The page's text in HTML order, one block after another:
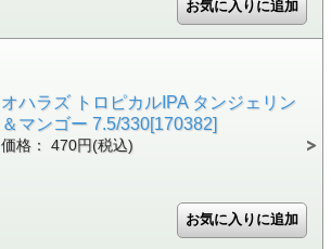
オハラズ トロピカルIPA タンジェリン
＆マンゴー 7.5/330[170382]
価格： 470円(税込)